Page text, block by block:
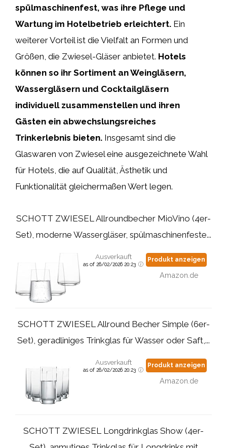
spülmaschinenfest, was ihre Pflege und
Wartung im Hotelbetrieb erleichtert. Ein
weiterer Vorteil ist die Vielfalt an Formen und
Größen, die Zwiesel-Gläser anbietet. Hotels
können so ihr Sortiment an Weingläsern,
Wassergläsern und Cocktailgläsern
individuell zusammenstellen und ihren
Gästen ein abwechslungsreiches
Trinkerlebnis bieten. Insgesamt sind die
Glaswaren von Zwiesel eine ausgezeichnete Wahl
für Hotels, die auf Qualität, Ästhetik und
Funktionalität gleichermaßen Wert legen.
SCHOTT ZWIESEL Allroundbecher MioVino (4er-
Set), moderne Wassergläser, spülmaschinenfeste...
Ausverkauft
as of 26/02/2026 20:23
Produkt anzeigen
Amazon.de
SCHOTT ZWIESEL Allround Becher Simple (6er-
Set), geradliniges Trinkglas für Wasser oder Saft,...
Ausverkauft
as of 26/02/2026 20:23
Produkt anzeigen
Amazon.de
SCHOTT ZWIESEL Longdrinkglas Show (4er-